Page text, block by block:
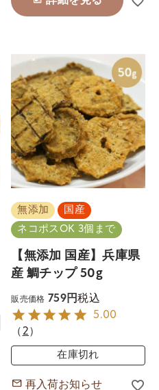
無添加
国産
ネコポスOK 3個まで
【無添加 国産】兵庫県
産 鯛チップ 50g
販売価格 759 税込
5.00
（2）
在庫切れ
再入荷お知らせ